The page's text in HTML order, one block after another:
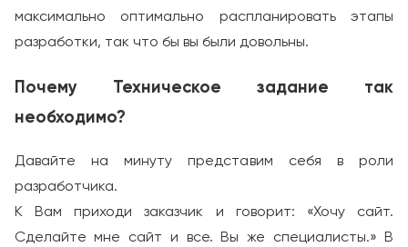
максимально оптимально распланировать этапы
разработки, так что бы вы были довольны.
Почему Техническое задание так
необходимо?
Давайте на минуту представим себя в роли
разработчика.
К Вам приходи заказчик и говорит: «Хочу сайт.
Сделайте мне сайт и все. Вы же специалисты.» В